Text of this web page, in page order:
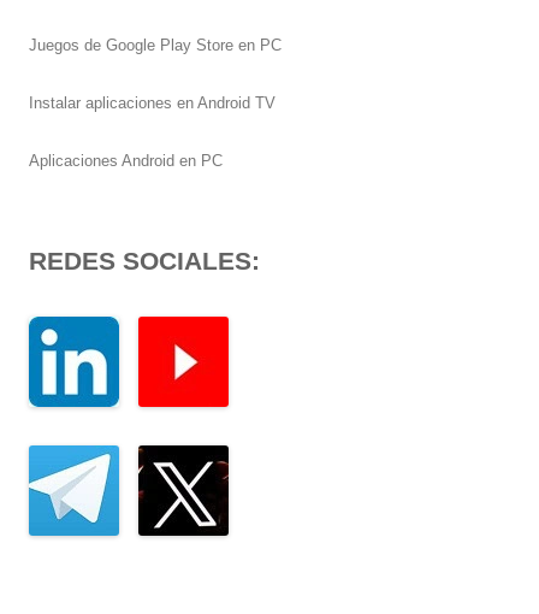
Juegos de Google Play Store en PC
Instalar aplicaciones en Android TV
Aplicaciones Android en PC
REDES SOCIALES: